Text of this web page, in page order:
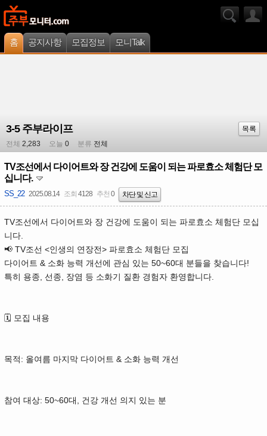
홈 공지사항 모집정보 모니Talk
3-5 주부라이프
목록
전체 2,283 오늘 0 분류 전체
TV조선에서 다이어트와 장 건강에 도움이 되는 파로효소 체험단 모
십니다.
SS_22 2025.08.14 조회 4128 추천 0 차단 및 신고
TV조선에서 다이어트와 장 건강에 도움이 되는 파로효소 체험단 모십
니다.
📢 TV조선 <인생의 연장전> 파로효소 체험단 모집
다이어트 & 소화 능력 개선에 관심 있는 50~60대 분들을 찾습니다!
특히 용종, 선종, 장염 등 소화기 질환 경험자 환영합니다.
🗓 모집 내용
목적: 올여름 마지막 다이어트 & 소화 능력 개선
참여 대상: 50~60대, 건강 개선 의지 있는 분